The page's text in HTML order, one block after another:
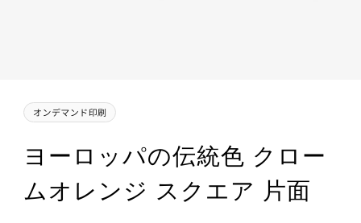
ヨーロッパの伝統色 クロー
ムオレンジ スクエア 片面